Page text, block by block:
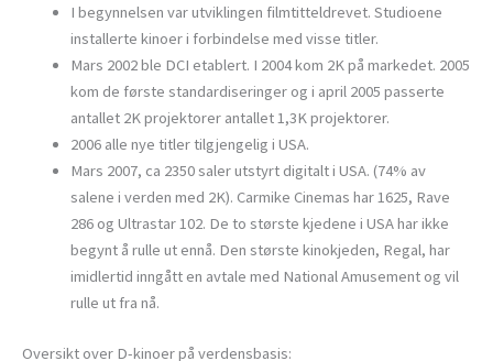
I begynnelsen var utviklingen filmtitteldrevet. Studioene
installerte kinoer i forbindelse med visse titler.
Mars 2002 ble DCI etablert. I 2004 kom 2K på markedet. 2005
kom de første standardiseringer og i april 2005 passerte
antallet 2K projektorer antallet 1,3K projektorer.
2006 alle nye titler tilgjengelig i USA.
Mars 2007, ca 2350 saler utstyrt digitalt i USA. (74% av
salene i verden med 2K). Carmike Cinemas har 1625, Rave
286 og Ultrastar 102. De to største kjedene i USA har ikke
begynt å rulle ut ennå. Den største kinokjeden, Regal, har
imidlertid inngått en avtale med National Amusement og vil
rulle ut fra nå.
Oversikt over D-kinoer på verdensbasis: